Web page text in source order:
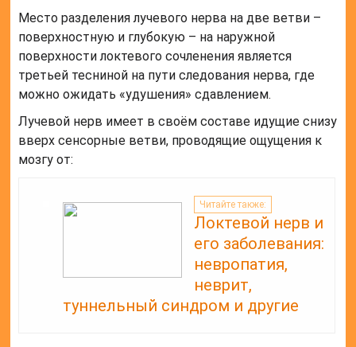
Место разделения лучевого нерва на две ветви –
поверхностную и глубокую – на наружной
поверхности локтевого сочленения является
третьей тесниной на пути следования нерва, где
можно ожидать «удушения» сдавлением.
Лучевой нерв имеет в своём составе идущие снизу
вверх сенсорные ветви, проводящие ощущения к
мозгу от:
Читайте также:
Локтевой нерв и
его заболевания:
невропатия,
неврит,
туннельный синдром и другие